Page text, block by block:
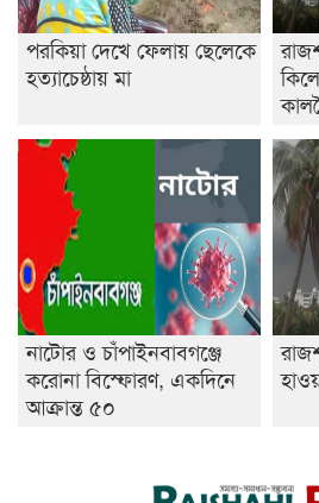
পরকিয়া দেখে ফেলায় ছেলেকে
হত্যাচেষ্ঠায় মা
নাটোর ও চাঁপাইনবাবগঞ্জে
করোনা বিস্ফোরণ, একদিনে
আক্রান্ত ৫০